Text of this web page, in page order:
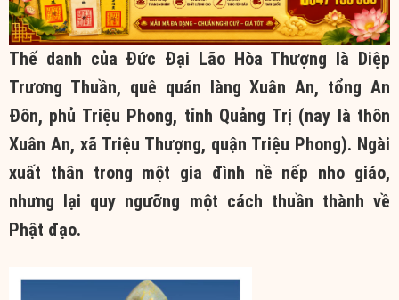
Thế danh của Đức Đại Lão Hòa Thượng là Diệp
Trương Thuần, quê quán làng Xuân An, tổng An
Đôn, phủ Triệu Phong, tỉnh Quảng Trị (nay là thôn
Xuân An, xã Triệu Thượng, quận Triệu Phong). Ngài
xuất thân trong một gia đình nề nếp nho giáo,
nhưng lại quy ngưỡng một cách thuần thành về
Phật đạo.